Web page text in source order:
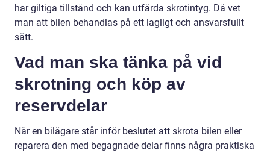
har giltiga tillstånd och kan utfärda skrotintyg. Då vet
man att bilen behandlas på ett lagligt och ansvarsfullt
sätt.
Vad man ska tänka på vid
skrotning och köp av
reservdelar
När en bilägare står inför beslutet att skrota bilen eller
reparera den med begagnade delar finns några praktiska